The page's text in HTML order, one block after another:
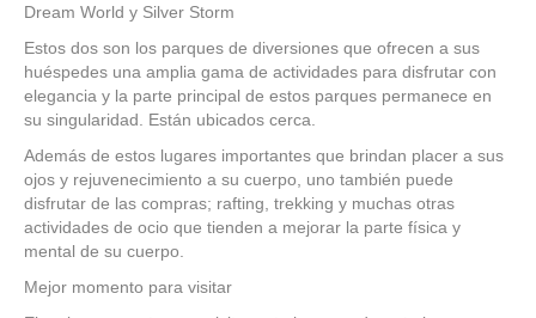
Dream World y Silver Storm
Estos dos son los parques de diversiones que ofrecen a sus
huéspedes una amplia gama de actividades para disfrutar con
elegancia y la parte principal de estos parques permanece en
su singularidad. Están ubicados cerca.
Además de estos lugares importantes que brindan placer a sus
ojos y rejuvenecimiento a su cuerpo, uno también puede
disfrutar de las compras; rafting, trekking y muchas otras
actividades de ocio que tienden a mejorar la parte física y
mental de su cuerpo.
Mejor momento para visitar